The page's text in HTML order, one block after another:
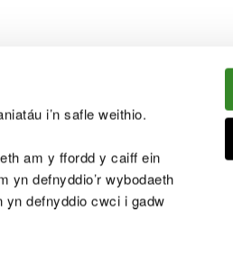
i’n safle weithio.
am y ffordd y caiff ein
yn defnyddio’r wybodaeth
yn defnyddio cwci i gadw